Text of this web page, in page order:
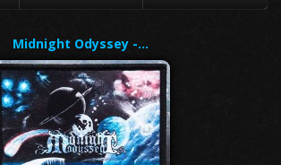
Midnight Odyssey -…